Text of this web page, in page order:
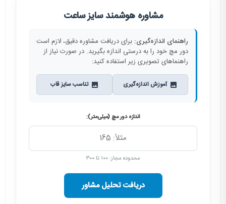
مشاوره هوشمند سایز ساعت
راهنمای اندازه‌گیری: برای دریافت مشاوره دقیق، لازم است
دور مچ خود را به درستی اندازه بگیرید. در صورت نیاز از
راهنماهای تصویری زیر استفاده کنید:
آموزش اندازه‌گیری تناسب سایز قاب
اندازه دور مچ (میلی‌متر):
محدوده مجاز: ۱۰۰ تا ۳۰۰
دریافت تحلیل مشاور